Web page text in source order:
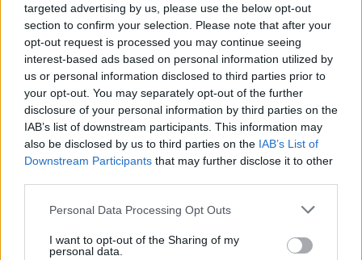
targeted advertising by us, please use the below opt-out
section to confirm your selection. Please note that after your
opt-out request is processed you may continue seeing
interest-based ads based on personal information utilized by
us or personal information disclosed to third parties prior to
your opt-out. You may separately opt-out of the further
disclosure of your personal information by third parties on the
IAB’s list of downstream participants. This information may
also be disclosed by us to third parties on the IAB’s List of
Downstream Participants that may further disclose it to other
Please note that this website/app uses one or more Google
not limited to your visit or usage behaviour. You may click to
grant or deny consent to Google and its third-party tags to
Personal Data Processing Opt Outs
I want to opt-out of the Sharing of my
personal data.
1 Έφυγαν οι συνεργάτες, μένει η Μαρία
Καρυστιανού - Η επόμενη μέρα για την
«Ελπίδα για τη Δημοκρατία»
2Συγκίνηση στο τελευταίο αντίο στον Λάκη
Χαλκιά: Με την «Φάμπρικα», λαούτο και
κλαρίνα αποχαιρέτησαν την εμβληματική
φωνή της μεταπολίτευσης
3Ποιος είναι ο ελληνοκύπριος Sir Ντέμης
Χασάμπης: Από το σκάκι, στο Νόμπελ
Χημείας και στο «τιμόνι» της AI της Google
4Το πολωμένο μελτέμι που τροφοδότησε τις
φωτιές σε Αττική και Βοιωτία: «Από τα
ισχυρότερα επεισόδια των τελευταίων 50
Ο Κώστας Σαμαράς δημοσίευσε μία παιδική